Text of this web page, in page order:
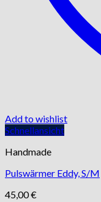
Add to wishlist
Schnellansicht
Handmade
Pulswärmer Eddy, S/M
45,00€